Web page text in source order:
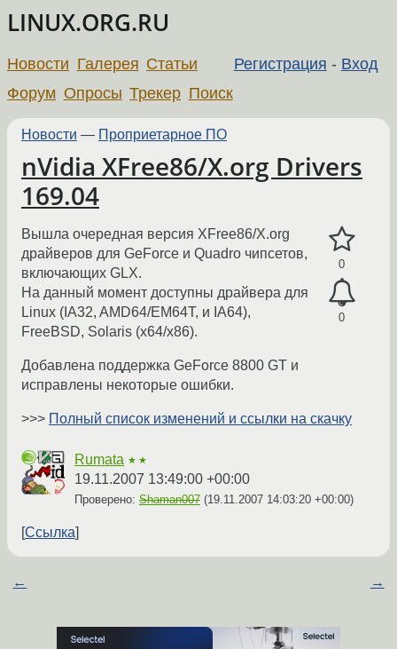
LINUX.ORG.RU
Регистрация - Вход
Новости Галерея Статьи
Форум Опросы Трекер Поиск
Новости — Проприетарное ПО
nVidia XFree86/X.org Drivers
169.04
0
0
Вышла очередная версия XFree86/X.org
драйверов для GeForce и Quadro чипсетов,
включающих GLX.
На данный момент доступны драйвера для
Linux (IA32, AMD64/EM64T, и IA64),
FreeBSD, Solaris (x64/x86).
Добавлена поддержка GeForce 8800 GT и
исправлены некоторые ошибки.
>>> Полный список изменений и ссылки на скачку
Rumata ★★
19.11.2007 13:49:00 +00:00
Проверено: Shaman007 (19.11.2007 14:03:20 +00:00)
Ссылка
← →